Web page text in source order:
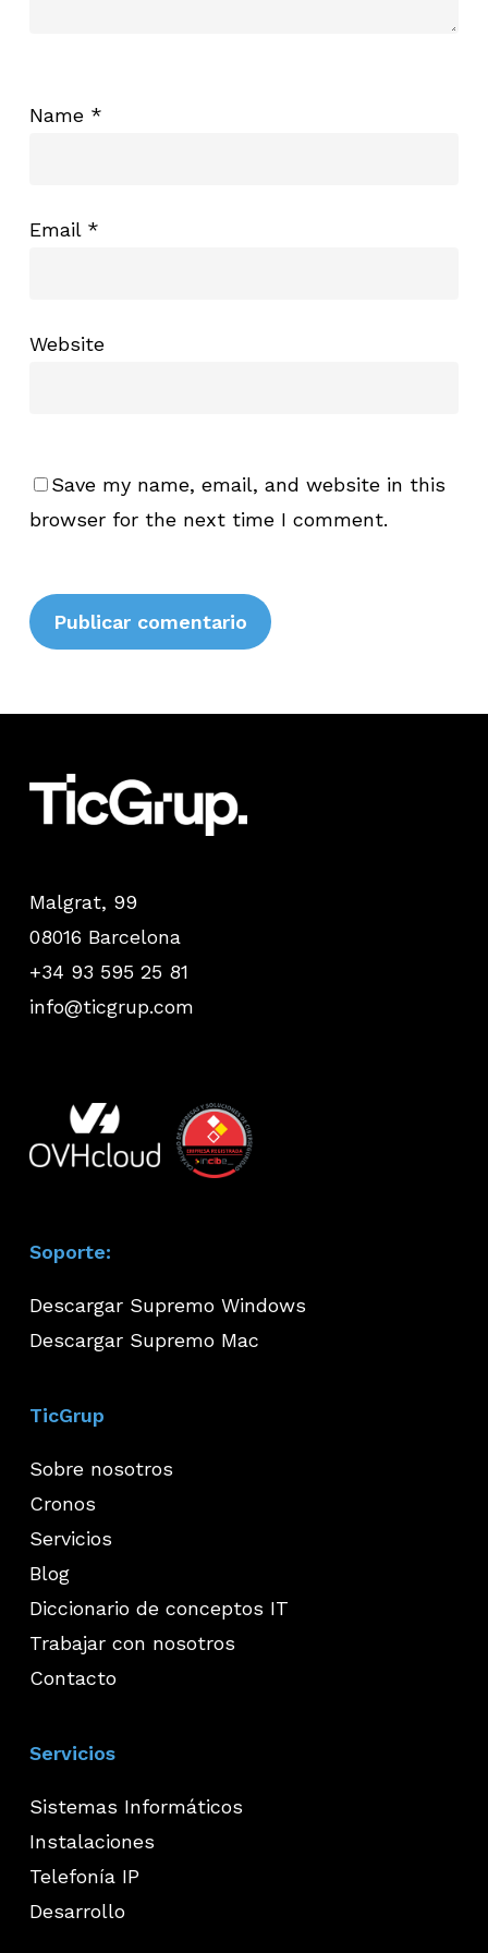
Name *
Email *
Website
Save my name, email, and website in this
browser for the next time I comment.
Malgrat, 99
08016 Barcelona
+34 93 595 25 81
info@ticgrup.com
Soporte:
Descargar Supremo Windows
Descargar Supremo Mac
TicGrup
Sobre nosotros
Cronos
Servicios
Blog
Diccionario de conceptos IT
Trabajar con nosotros
Contacto
Servicios
Sistemas Informáticos
Instalaciones
Telefonía IP
Desarrollo